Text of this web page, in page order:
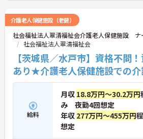
介護老人保健施設（老健）
社会福祉法人翠清福祉会介護老人保健施設 ナ
社会福祉法人翠清福祉会
【茨城県／水戸市】資格不問
あり★介護老人保健施設での介
給料
月収 18.8万円～30.2万円
み 夜勤4回想定
年収 277万円～455万円
想定